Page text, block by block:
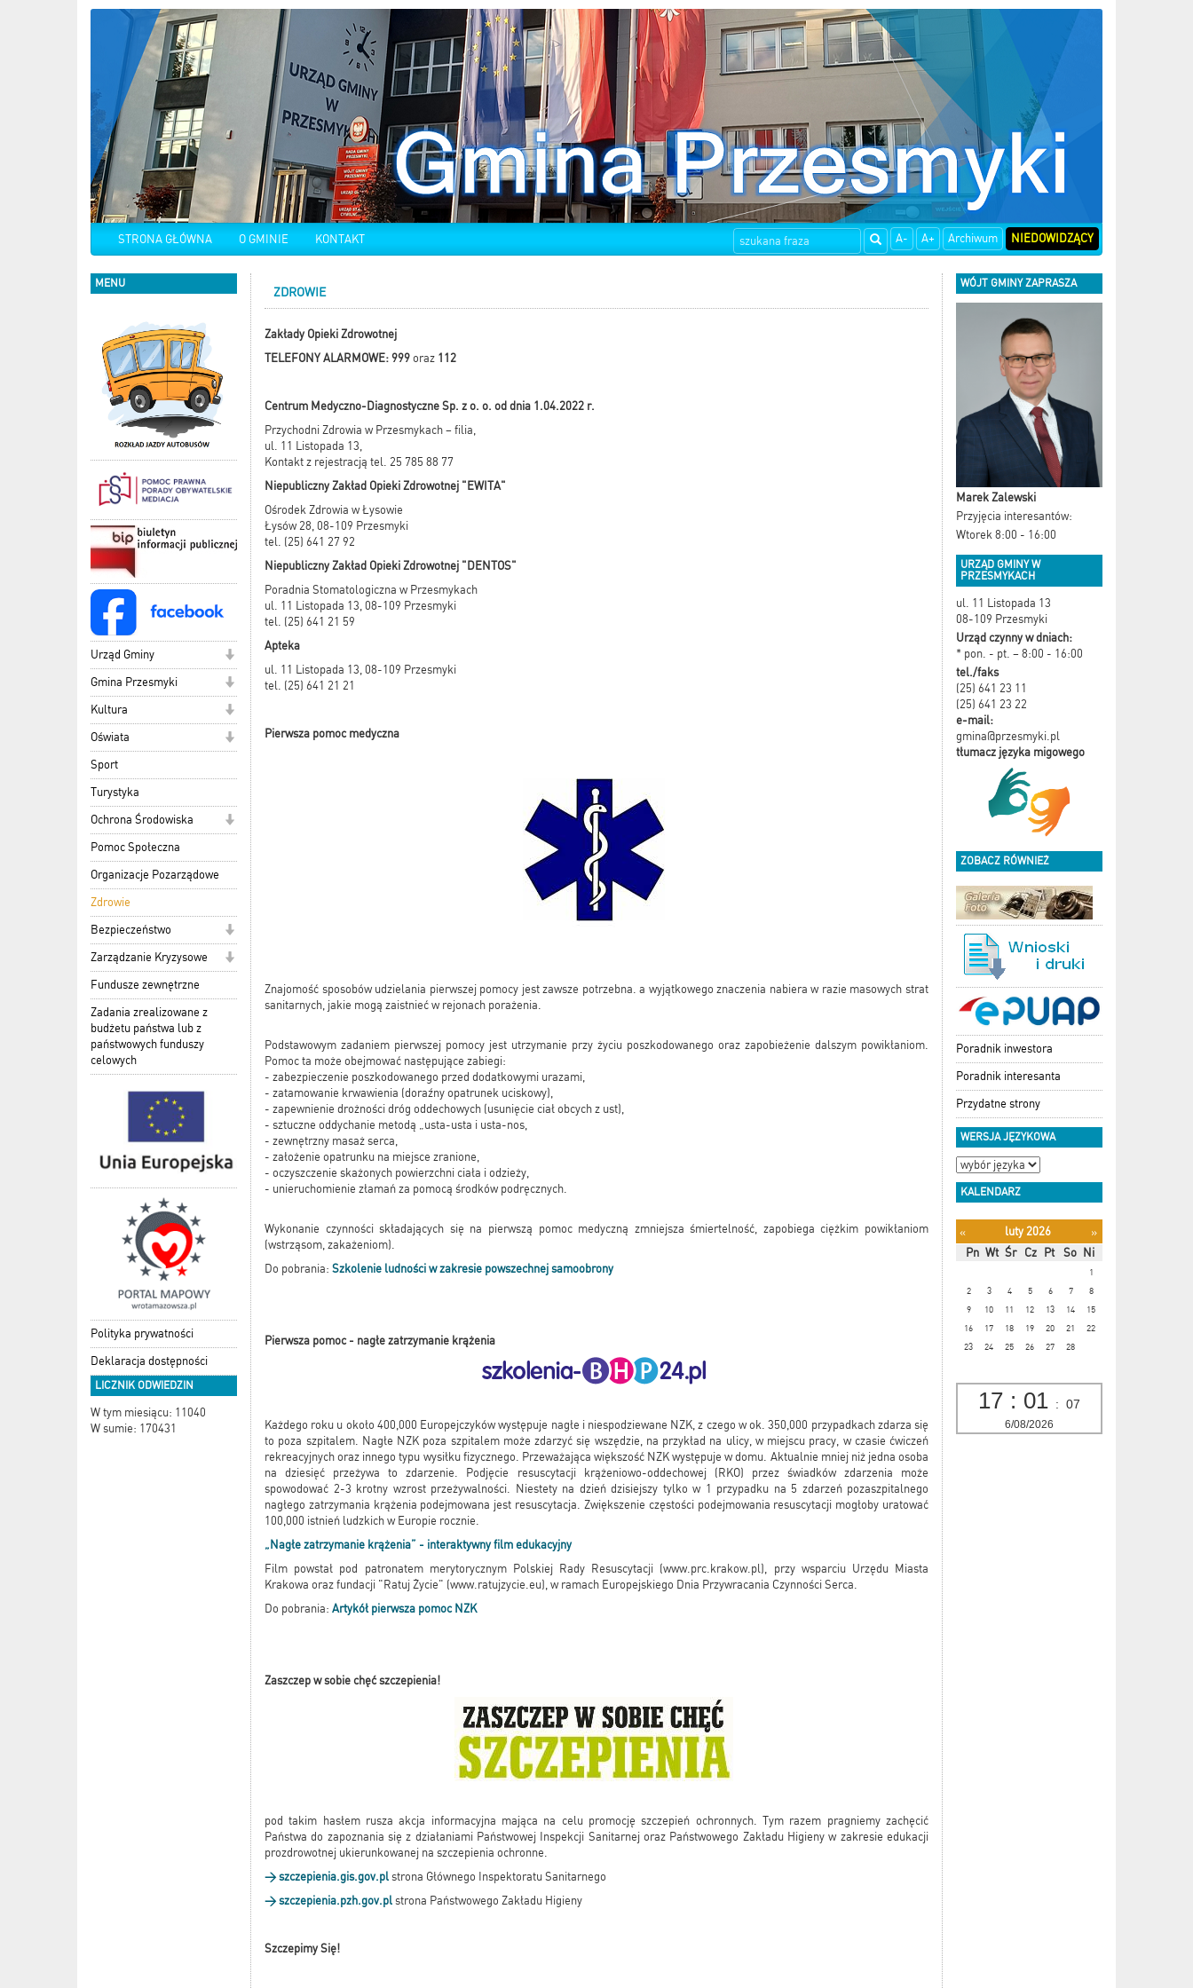
STRONA GŁÓWNA O GMINIE KONTAKT A- A+ Archiwum NIEDOWIDZĄCY
MENU
Urząd Gminy
Gmina Przesmyki
Kultura
Oświata
Sport
Turystyka
Ochrona Środowiska
Pomoc Społeczna
Organizacje Pozarządowe
Zdrowie
Bezpieczeństwo
Zarządzanie Kryzysowe
Fundusze zewnętrzne
Zadania zrealizowane z
budżetu państwa lub z
państwowych funduszy
celowych
Polityka prywatności
Deklaracja dostępności
LICZNIK ODWIEDZIN
W tym miesiącu: 11040
W sumie: 170431
ZDROWIE
Zakłady Opieki Zdrowotnej
TELEFONY ALARMOWE: 999 oraz 112
Centrum Medyczno-Diagnostyczne Sp. z o. o. od dnia 1.04.2022 r.
Przychodni Zdrowia w Przesmykach – filia,
ul. 11 Listopada 13,
Kontakt z rejestracją tel. 25 785 88 77
Niepubliczny Zakład Opieki Zdrowotnej "EWITA"
Ośrodek Zdrowia w Łysowie
Łysów 28, 08-109 Przesmyki
tel. (25) 641 27 92
Niepubliczny Zakład Opieki Zdrowotnej "DENTOS"
Poradnia Stomatologiczna w Przesmykach
ul. 11 Listopada 13, 08-109 Przesmyki
tel. (25) 641 21 59
Apteka
ul. 11 Listopada 13, 08-109 Przesmyki
tel. (25) 641 21 21
Pierwsza pomoc medyczna
Znajomość sposobów udzielania pierwszej pomocy jest zawsze potrzebna. a wyjątkowego znaczenia nabiera w razie masowych strat
sanitarnych, jakie mogą zaistnieć w rejonach porażenia.
Podstawowym zadaniem pierwszej pomocy jest utrzymanie przy życiu poszkodowanego oraz zapobieżenie dalszym powikłaniom.
Pomoc ta może obejmować następujące zabiegi:
- zabezpieczenie poszkodowanego przed dodatkowymi urazami,
- zatamowanie krwawienia (doraźny opatrunek uciskowy),
- zapewnienie drożności dróg oddechowych (usunięcie ciał obcych z ust),
- sztuczne oddychanie metodą „usta-usta i usta-nos,
- zewnętrzny masaż serca,
- założenie opatrunku na miejsce zranione,
- oczyszczenie skażonych powierzchni ciała i odzieży,
- unieruchomienie złamań za pomocą środków podręcznych.
Wykonanie czynności składających się na pierwszą pomoc medyczną zmniejsza śmiertelność, zapobiega ciężkim powikłaniom
(wstrząsom, zakażeniom).
Do pobrania: Szkolenie ludności w zakresie powszechnej samoobrony
Pierwsza pomoc - nagłe zatrzymanie krążenia
Każdego roku u około 400,000 Europejczyków występuje nagłe i niespodziewane NZK, z czego w ok. 350,000 przypadkach zdarza się
to poza szpitalem. Nagłe NZK poza szpitalem może zdarzyć się wszędzie, na przykład na ulicy, w miejscu pracy, w czasie ćwiczeń
rekreacyjnych oraz innego typu wysiłku fizycznego. Przeważająca większość NZK występuje w domu. Aktualnie mniej niż jedna osoba
na dziesięć przeżywa to zdarzenie. Podjęcie resuscytacji krążeniowo-oddechowej (RKO) przez świadków zdarzenia może
spowodować 2-3 krotny wzrost przeżywalności. Niestety na dzień dzisiejszy tylko w 1 przypadku na 5 zdarzeń pozaszpitalnego
nagłego zatrzymania krążenia podejmowana jest resuscytacja. Zwiększenie częstości podejmowania resuscytacji mogłoby uratować
100,000 istnień ludzkich w Europie rocznie.
„Nagłe zatrzymanie krążenia” - interaktywny film edukacyjny
Film powstał pod patronatem merytorycznym Polskiej Rady Resuscytacji (www.prc.krakow.pl), przy wsparciu Urzędu Miasta
Krakowa oraz fundacji "Ratuj Życie" (www.ratujzycie.eu), w ramach Europejskiego Dnia Przywracania Czynności Serca.
Do pobrania: Artykół pierwsza pomoc NZK
Zaszczep w sobie chęć szczepienia!
pod takim hasłem rusza akcja informacyjna mająca na celu promocję szczepień ochronnych. Tym razem pragniemy zachęcić
Państwa do zapoznania się z działaniami Państwowej Inspekcji Sanitarnej oraz Państwowego Zakładu Higieny w zakresie edukacji
prozdrowotnej ukierunkowanej na szczepienia ochronne.
> szczepienia.gis.gov.pl strona Głównego Inspektoratu Sanitarnego
> szczepienia.pzh.gov.pl strona Państwowego Zakładu Higieny
Szczepimy Się!
WÓJT GMINY ZAPRASZA
Marek Zalewski
Przyjęcia interesantów:
Wtorek 8:00 - 16:00
URZĄD GMINY W
PRZESMYKACH
ul. 11 Listopada 13
08-109 Przesmyki
Urząd czynny w dniach:
* pon. - pt. – 8:00 - 16:00
tel./faks
(25) 641 23 11
(25) 641 23 22
e-mail:
gmina@przesmyki.pl
tłumacz języka migowego
ZOBACZ RÓWNIEŻ
Poradnik inwestora
Poradnik interesanta
Przydatne strony
WERSJA JĘZYKOWA
KALENDARZ
« luty 2026
»
Pn Wt Śr Cz Pt So Ni
1
2
3 4 5 6 7
8
9
10 11 12 13 14
15
16
17 18 19 20 21
22
23
24 25 26 27 28
17 : 01 : 08
6/08/2026